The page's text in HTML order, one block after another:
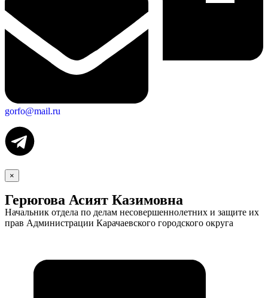
gorfo@mail.ru
×
Герюгова Асият Казимовна
Начальник отдела по делам несовершеннолетних и защите их
прав Администрации Карачаевского городского округа